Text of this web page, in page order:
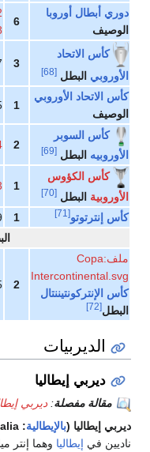
أبطال أوروبا
كأس الاتحاد
البطل [68]
90, 1992-93
الاتحاد الأوروبي
1
95
كأس السوبر
البطل [69]
2
1984
كأس الكؤوس
البطل [70]
1983–84
إنترتوتو[71]
1999
ملف:Copa
الإنتركونتيننتال
[72]
1985, 1996
الديربيات
ديربي إيطاليا
مقالة مفصلة:ديربي إيطاليا
إيطاليا (بالإيطالية:
Italia
فيإيطاليا وهما إنتر ميلان